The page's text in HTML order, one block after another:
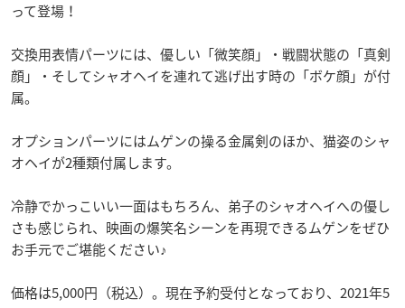
って登場！
交換用表情パーツには、優しい「微笑顔」・戦闘状態の「真剣
顔」・そしてシャオヘイを連れて逃げ出す時の「ボケ顔」が付
属。
オプションパーツにはムゲンの操る金属剣のほか、猫姿のシャ
オヘイが2種類付属します。
冷静でかっこいい一面はもちろん、弟子のシャオヘイへの優し
さも感じられ、映画の爆笑名シーンを再現できるムゲンをぜひ
お手元でご堪能ください♪
価格は5,000円（税込）。現在予約受付となっており、2021年5